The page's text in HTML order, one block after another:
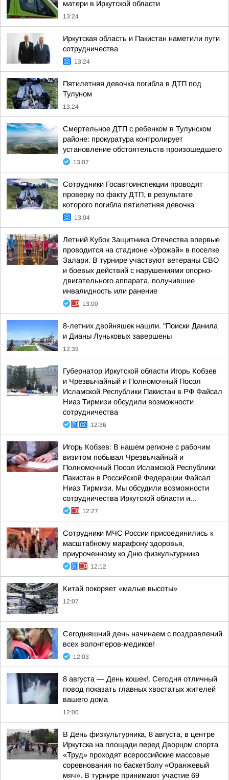
матери в Иркутской области
13:24
Иркутская область и Пакистан наметили пути
сотрудничества
13:24
Пятилетняя девочка погибла в ДТП под
Тулуном
13:24
Смертельное ДТП с ребенком в Тулунском
районе: прокуратура контролирует
установление обстоятельств произошедшего
13:07
Сотрудники Госавтоинспекции проводят
проверку по факту ДТП, в результате
которого погибла пятилетняя девочка
13:04
Летний Кубок Защитника Отечества впервые
проводится на стадионе «Урожай» в поселке
Залари. В турнире участвуют ветераны СВО
и боевых действий с нарушениями опорно-
двигательного аппарата, получившие
инвалидность или ранение
13:00
8-летних двойняшек нашли. "Поиски Данила
и Дианы Луньковых завершены
12:39
Губернатор Иркутской области Игорь Кобзев
и Чрезвычайный и Полномочный Посол
Исламской Республики Пакистан в РФ Файсал
Ниаз Тирмизи обсудили возможности
сотрудничества
12:36
Игорь Кобзев: В нашем регионе с рабочим
визитом побывал Чрезвычайный и
Полномочный Посол Исламской Республики
Пакистан в Российской Федерации Файсал
Ниаз Тирмизи. Мы обсудили возможности
сотрудничества Иркутской области и...
12:27
Сотрудники МЧС России присоединились к
масштабному марафону здоровья,
приуроченному ко Дню физкультурника
12:12
Китай покоряет «малые высоты»
12:07
Сегодняшний день начинаем с поздравлений
всех волонтеров-медиков!
12:03
8 августа — День кошек!. Сегодня отличный
повод показать главных хвостатых жителей
вашего дома
12:00
В День физкультурника, 8 августа, в центре
Иркутска на площади перед Дворцом спорта
«Труд» проходят всероссийские массовые
соревнования по баскетболу «Оранжевый
мяч». В турнире принимают участие 69